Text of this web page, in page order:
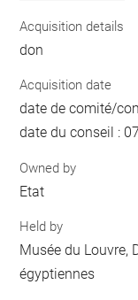
Acquisition details
don
Acquisition date
date de comité/
date du conseil :
Owned by
Etat
Held by
Musée du Louvre,
égyptiennes